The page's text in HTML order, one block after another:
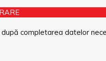
completarea datelor